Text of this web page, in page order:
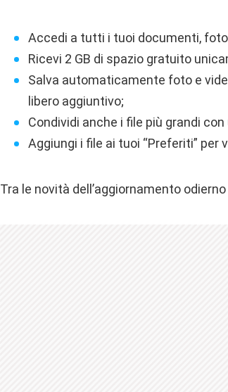
Accedi a tutti i tuoi documenti,
Ricevi 2 GB di spazio gratuito
Salva automaticamente foto e
libero aggiuntivo;
Condividi anche i file più grandi
Aggiungi i file ai tuoi “Preferiti”
Tra le novità dell’aggiornamento